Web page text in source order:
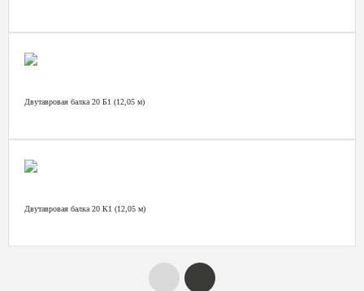
Двутавровая балка 20 Б1 (12,05 м)
Двутавровая балка 20 К1 (12,05 м)